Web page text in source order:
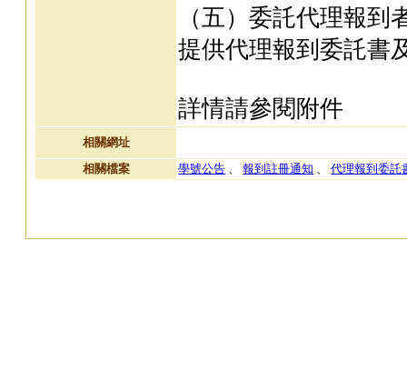
（五）委託代理報
提供代理報到委託書
詳情請參閱附件
相關網址
相關檔案
學號公告 、報到註冊通知 、代理報到委託